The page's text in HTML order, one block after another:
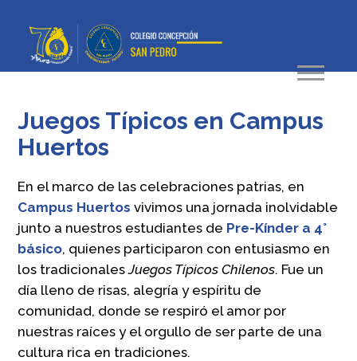
Juegos Típicos en Campus
Huertos
En el marco de las celebraciones patrias, en
Campus Huertos vivimos una jornada inolvidable
junto a nuestros estudiantes de Pre-Kínder a 4°
básico, quienes participaron con entusiasmo en
los tradicionalesJuegos Típicos Chilenos. Fue un
día lleno de risas, alegría y espíritu de
comunidad, donde se respiró el amor por
nuestras raíces y el orgullo de ser parte de una
cultura rica en tradiciones.